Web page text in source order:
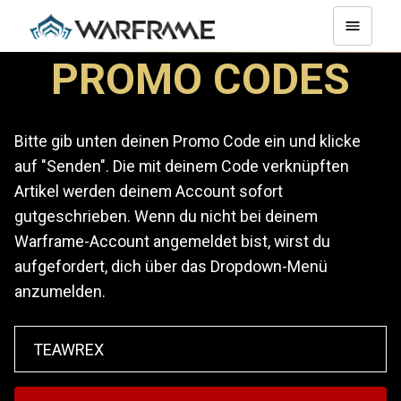
PROMO CODES
Bitte gib unten deinen Promo Code ein und klicke
auf "Senden". Die mit deinem Code verknüpften
Artikel werden deinem Account sofort
gutgeschrieben. Wenn du nicht bei deinem
Warframe-Account angemeldet bist, wirst du
aufgefordert, dich über das Dropdown-Menü
anzumelden.